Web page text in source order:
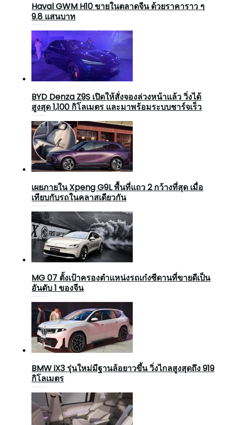
Haval GWM H10 ขายในตลาดจีน ด้วยราคาราว ๆ
9.8 แสนบาท
BYD Denza Z9S เปิดให้สั่งจองล่วงหน้าแล้ว วิ่งได้
สูงสุด 1,100 กิโลเมตร และมาพร้อมระบบชาร์จเร็ว
เผยภายใน Xpeng G9L พื้นที่แถว 2 กว้างที่สุด เมื่อ
เทียบกับรถในคลาสเดียวกัน
MG 07 ตั้งเป้าครองตำแหน่งรถเก๋งซีดานที่ขายดีเป็น
อันดับ 1 ของจีน
BMW iX3 รุ่นใหม่มีฐานล้อยาวขึ้น วิ่งไกลสูงสุดถึง 919
กิโลเมตร